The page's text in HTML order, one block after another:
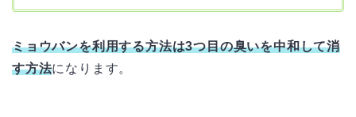
ミョウバンを利用する方法は3つ目の臭いを中和して消
す方法になります。